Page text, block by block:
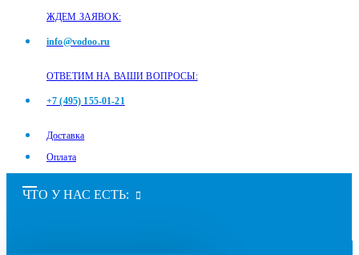
ЖДЕМ ЗАЯВОК:
info@vodoo.ru
ОТВЕТИМ НА ВАШИ ВОПРОСЫ:
+7 (495) 155-01-21
Доставка
Оплата
ЧТО У НАС ЕСТЬ: